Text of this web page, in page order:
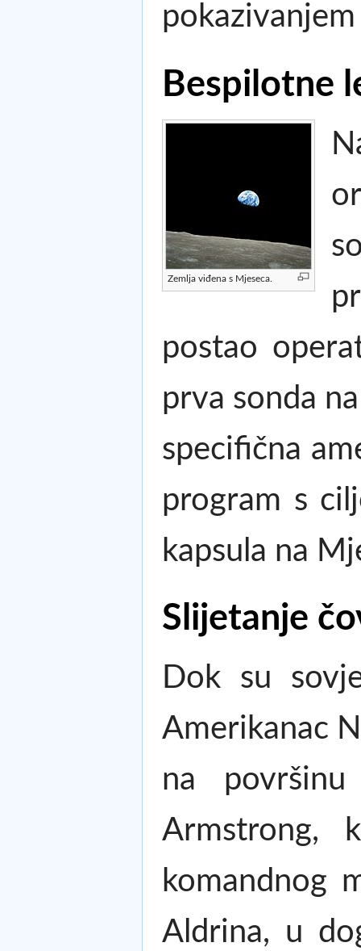
Bespilotne
Zemlja viđena s Mjeseca.
postao
prva sonda
specifična
program s
kapsula na
Slijetanje
Dok su
Amerikanac
na
Armstrong,
komandnog
Aldrina, u